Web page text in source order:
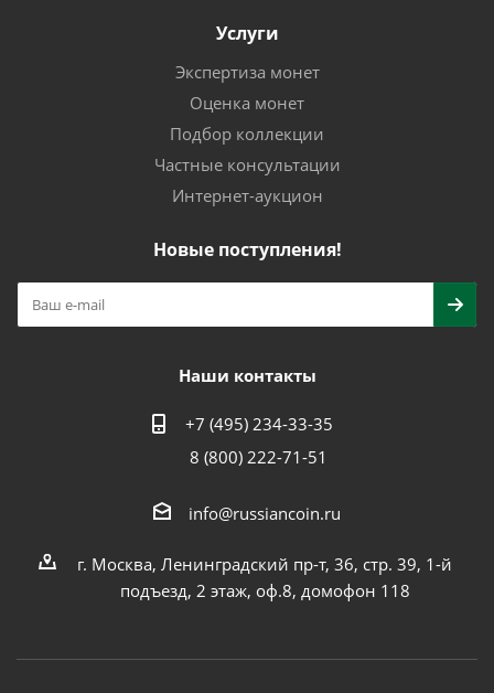
Услуги
Экспертиза монет
Оценка монет
Подбор коллекции
Частные консультации
Интернет-аукцион
Новые поступления!
Наши контакты
+7 (495) 234-33-35
8 (800) 222-71-51
info@russiancoin.ru
г. Москва, Ленинградский пр-т, 36, стр. 39, 1-й
подъезд, 2 этаж, оф.8, домофон 118